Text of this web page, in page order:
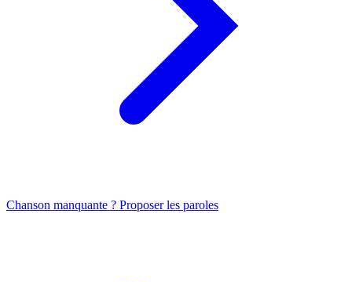
Chanson manquante ? Proposer les paroles